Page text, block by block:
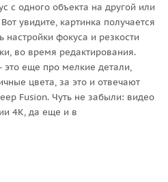
с одного объекта на другой или
увидите, картинка получается
фокуса и резкости
во время редактирования.
это еще про мелкие детали,
цвета, за это и отвечают
Fusion. Чуть не забыли: видео
4К, да еще и в